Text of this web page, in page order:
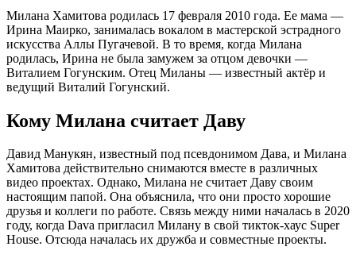
Милана Хамитова родилась 17 февраля 2010 года. Ее мама —
Ирина Маирко, занималась вокалом в мастерской эстрадного
искусства Аллы Пугачевой. В то время, когда Милана
родилась, Ирина не была замужем за отцом девочки —
Виталием Гогунским. Отец Миланы — известный актёр и
ведущий Виталий Гогунский.
Кому Милана считает Даву
Давид Манукян, известный под псевдонимом Дава, и Милана
Хамитова действительно снимаются вместе в различных
видео проектах. Однако, Милана не считает Даву своим
настоящим папой. Она объяснила, что они просто хорошие
друзья и коллеги по работе. Связь между ними началась в 2020
году, когда Dava пригласил Милану в свой тикток-хаус Super
House. Отсюда началась их дружба и совместные проекты.